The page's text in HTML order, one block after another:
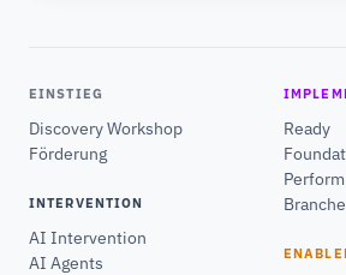
EINSTIEG
Discovery Workshop
Förderung
INTERVENTION
AI Intervention
AI Agents
Ready